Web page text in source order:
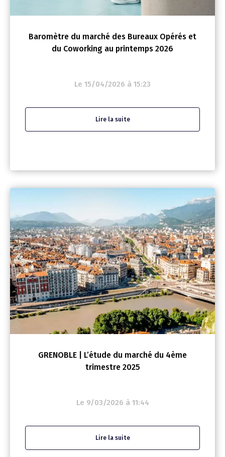
Baromètre du marché des Bureaux Opérés et
du Coworking au printemps 2026
Le 15/04/2026 à 15:23
Lire la suite
GRENOBLE | L’étude du marché du 4ème
trimestre 2025
Le 9/03/2026 à 11:44
Lire la suite